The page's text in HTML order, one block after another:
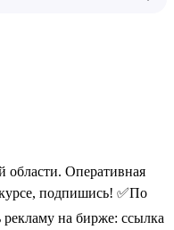
области. Оперативная
подпишись! ✅По
рекламу на бирже: ссылка